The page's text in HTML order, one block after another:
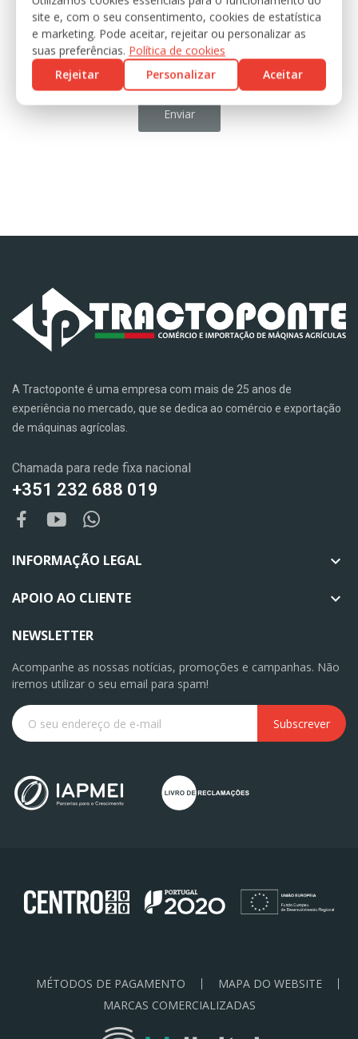
A Tractoponte é uma empresa com mais de 25 anos de
experiência no mercado, que se dedica ao comércio e exportação
de máquinas agrícolas.
Chamada para rede fixa nacional
+351 232 688 019
INFORMAÇÃO LEGAL 
APOIO AO CLIENTE 
NEWSLETTER
Acompanhe as nossas notícias, promoções e campanhas. Não
iremos utilizar o seu email para spam!
Subscrever
MÉTODOS DE PAGAMENTO
MAPA DO WEBSITE
MARCAS COMERCIALIZADAS
site e, com o seu consentimento, cookies de estatística
e marketing. Pode aceitar, rejeitar ou personalizar as
suas preferências. Política de cookies
Rejeitar
Personalizar Aceitar